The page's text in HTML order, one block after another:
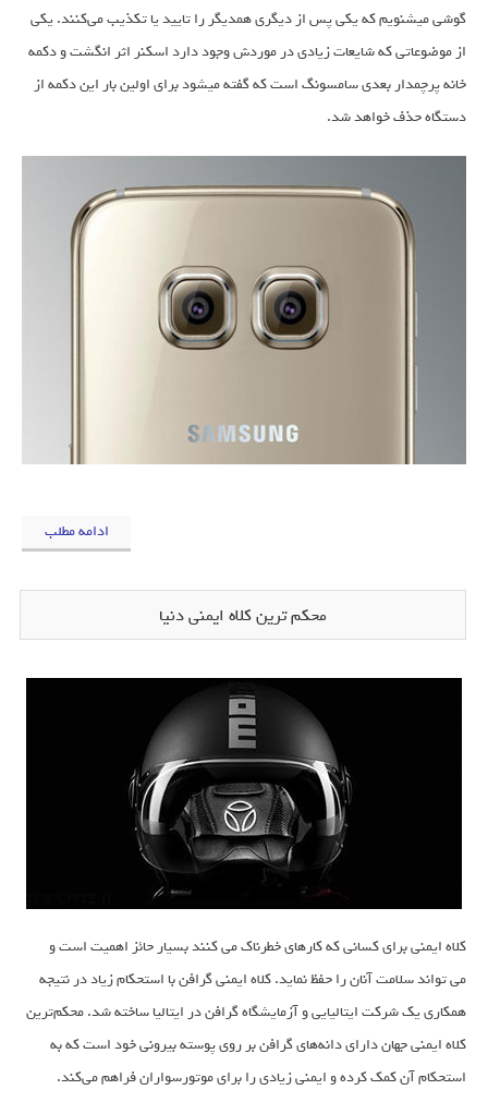
گوشی می‎شنویم که یکی پس از دیگری همدیگر را تایید یا تکذیب می‌کنند. یکی
از موضوعاتی که شایعات زیادی در موردش وجود دارد اسکنر اثر انگشت و دکمه
خانه پرچمدار بعدی سامسونگ است که گفته می‎شود برای اولین بار این دکمه از
دستگاه حذف خواهد شد.
ادامه مطلب
محکم ترین کلاه ایمنی دنیا
کلاه ایمنی برای کسانی که کارهای خطرناک می کنند بسیار حائز اهمیت است و
می تواند سلامت آنان را حفظ نماید. کلاه ایمنی گرافن با استحکام زیاد در نتیجه
همکاری یک شرکت ایتالیایی و آزمایشگاه گرافن در ایتالیا ساخته شد. محکم‌ترین
کلاه ایمنی جهان دارای دانه‌های گرافن بر روی پوسته بیرونی خود است که به
استحکام آن کمک کرده و ایمنی زیادی را برای موتورسواران فراهم می‌کند.